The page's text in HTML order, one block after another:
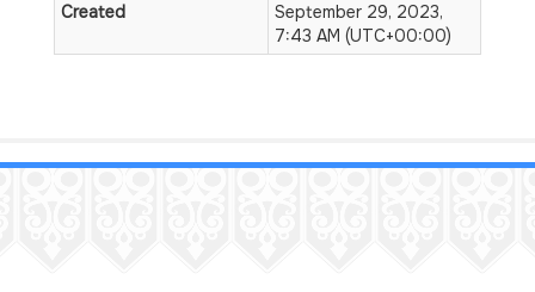
Created
September 29, 2023,
7:43 AM (UTC+00:00)